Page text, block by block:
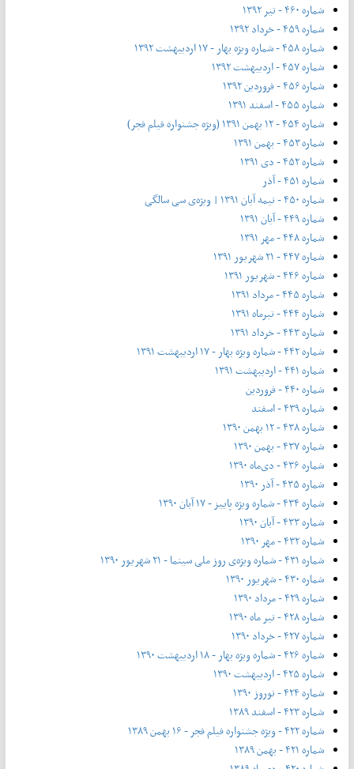
شماره ۴۶۰ - تیر ۱۳۹۲
شماره ۴۵۹ - خرداد ۱۳۹۲
شماره ۴۵۸ - شماره ویژه بهار - ۱۷ اردیبهشت ۱۳۹۲
شماره ۴۵۷ - اردیبهشت ۱۳۹۲
شماره ۴۵۶ - فروردین ۱۳۹۲
شماره ۴۵۵ - اسفند ۱۳۹۱
شماره ۴۵۴ - ۱۲ بهمن ۱۳۹۱ (ویژه جشنواره فیلم فجر)
شماره ۴۵۳ - بهمن ۱۳۹۱
شماره ۴۵۲ - دی ۱۳۹۱
شماره ۴۵۱ - آذر
شماره ۴۵۰ - نیمه آبان ۱۳۹۱ | ویژه‌ی سی سالگی
شماره ۴۴۹ - آبان ۱۳۹۱
شماره ۴۴۸ - مهر ۱۳۹۱
شماره ۴۴۷ - ۲۱ شهریور ۱۳۹۱
شماره ۴۴۶ - شهریور ۱۳۹۱
شماره ۴۴۵ - مرداد ۱۳۹۱
شماره ۴۴۴ - تیر‌ماه ۱۳۹۱
شماره ۴۴۳ - خرداد ۱۳۹۱
شماره ۴۴۲ - شماره ویژه بهار - ۱۷ اردیبهشت ۱۳۹۱
شماره ۴۴۱ - اردیبهشت ۱۳۹۱
شماره ۴۴۰ - فروردین
شماره ۴۳۹ - اسفند
شماره ۴۳۸ - ۱۲ بهمن ۱۳۹۰
شماره ۴۳۷ - بهمن ۱۳۹۰
شماره ۴۳۶ - دی‌ماه ۱۳۹۰
شماره ۴۳۵ - آذر ۱۳۹۰
شماره ۴۳۴ - شماره ویژه پاییز - ۱۷ آبان ۱۳۹۰
شماره ۴۳۳ - آبان ۱۳۹۰
شماره ۴۳۲ - مهر ۱۳۹۰
شماره ۴۳۱ - شماره ویژه‌ی روز ملی سینما - ۲۱ شهریور ۱۳۹۰
شماره ۴۳۰ - شهریور ۱۳۹۰
شماره ۴۲۹ - مرداد ۱۳۹۰
شماره ۴۲۸ - تیر ماه ۱۳۹۰
شماره ۴۲۷ - خرداد ۱۳۹۰
شماره ۴۲۶ - شماره ویژه بهار - ۱۸ اردیبهشت ۱۳۹۰
شماره ۴۲۵ - اردیبهشت ۱۳۹۰
شماره ۴۲۴ - نوروز ۱۳۹۰
شماره ۴۲۳ - اسفند ۱۳۸۹
شماره ۴۲۲ - ویژه جشنواره فیلم فجر - ۱۶ بهمن ۱۳۸۹
شماره ۴۲۱ - بهمن ۱۳۸۹